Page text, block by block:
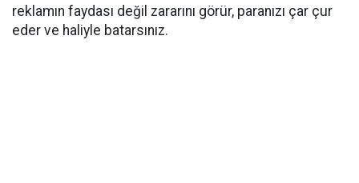
reklamın faydası değil zararını görür, paranızı çar çur
eder ve haliyle batarsınız.